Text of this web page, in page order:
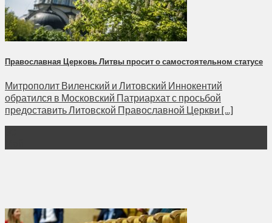
Православная Церковь Литвы просит о самостоятельном статусе
Митрополит Виленский и Литовский Иннокентий
обратился в Московский Патриархат с просьбой
предоставить Литовской Православной Церкви [...]